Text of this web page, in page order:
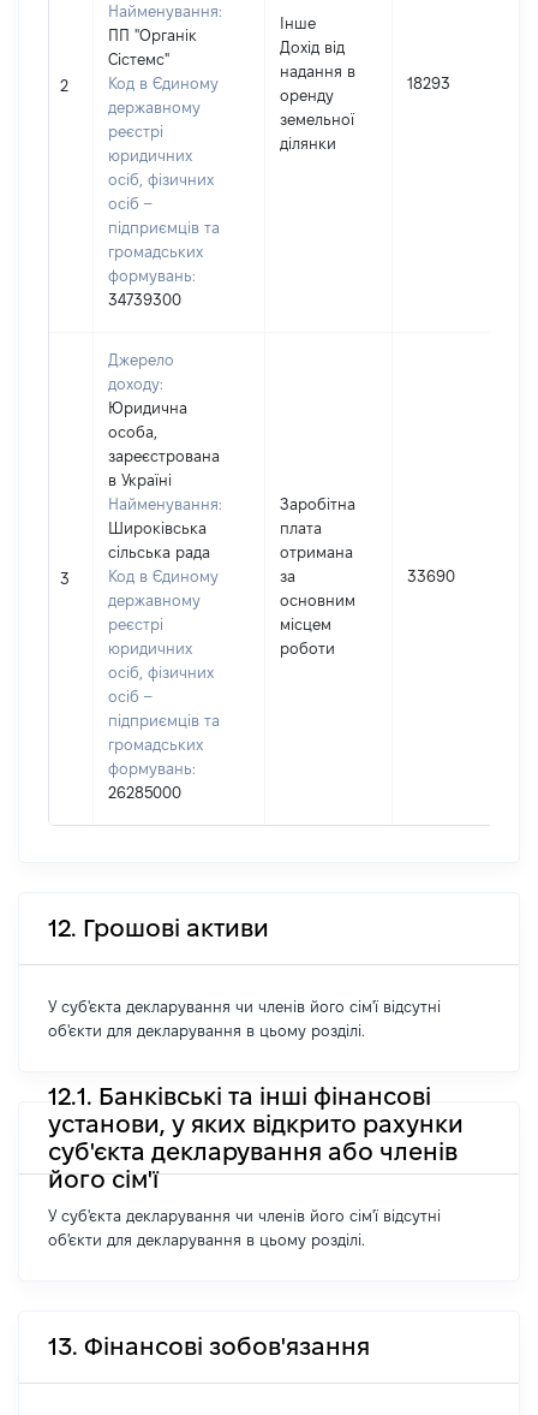
2
Найменування:
ПП "Органік
Сістемс"
Код в Єдиному
державному
реєстрі
юридичних
осіб, фізичних
осіб –
підприємців та
громадських
формувань:
34739300
Інше
Дохід від
надання в
оренду
земельної
ділянки
18293
3
Джерело
доходу:
Юридична
особа,
зареєстрована
в Україні
Найменування:
Широківська
сільська рада
Код в Єдиному
державному
реєстрі
юридичних
осіб, фізичних
осіб –
підприємців та
громадських
формувань:
26285000
Заробітна
плата
отримана
за
основним
місцем
роботи
33690
12. Грошові активи
У суб'єкта декларування чи членів його сім'ї відсутні
об'єкти для декларування в цьому розділі.
12.1. Банківські та інші фінансові
установи, у яких відкрито рахунки
суб'єкта декларування або членів
його сім'ї
У суб'єкта декларування чи членів його сім'ї відсутні
об'єкти для декларування в цьому розділі.
13. Фінансові зобов'язання